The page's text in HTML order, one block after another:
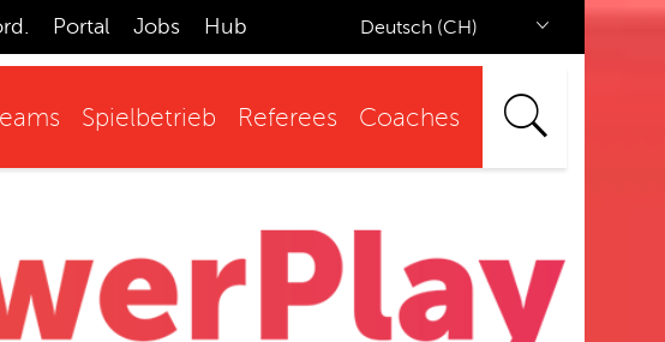
Portal Jobs Hub Deutsch (CH)
Spielbetrieb Referees Coaches